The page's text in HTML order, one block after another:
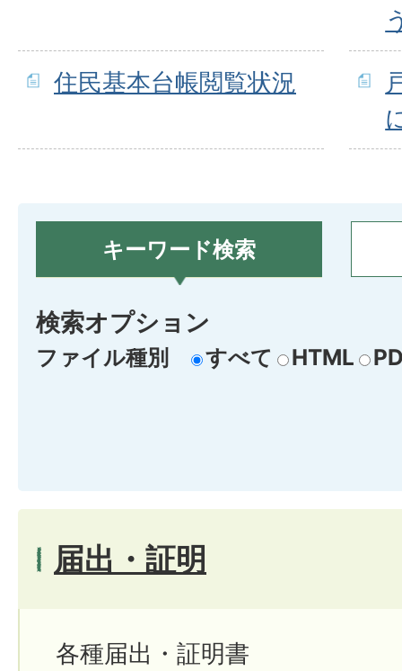
住民基本台帳閲覧状況
キーワード検索
検索オプション
ファイル種別 すべて HTML
届出・証明
各種届出・証明書